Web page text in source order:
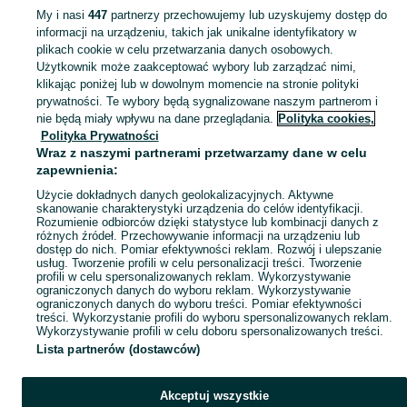
KATEGORIA
Skorzystaj z największego serwisu ogłoszeniowego - Tatynia i okolice! Kupuj to, czego pragniesz i sprzedawaj to, czego już nie potrzebujesz! Zobacz
Mapa kategorii
Mapa miejscowości
Mapa ministron
Popularne wyszukiwania
My i nasi 447partnerzy przechowujemy lub uzyskujemy dostęp do
informacji na urządzeniu, takich jak unikalne identyfikatory w
plikach cookie w celu przetwarzania danych osobowych.
Użytkownik może zaakceptować wybory lub zarządzać nimi,
klikając poniżej lub w dowolnym momencie na stronie polityki
prywatności. Te wybory będą sygnalizowane naszym partnerom i
nie będą miały wpływu na dane przeglądania. Polityka cookies,
Polityka Prywatności
Wraz z naszymi partnerami przetwarzamy dane w celu
zapewnienia:
Użycie dokładnych danych geolokalizacyjnych. Aktywne
skanowanie charakterystyki urządzenia do celów identyfikacji.
Rozumienie odbiorców dzięki statystyce lub kombinacji danych z
różnych źródeł. Przechowywanie informacji na urządzeniu lub
dostęp do nich. Pomiar efektywności reklam. Rozwój i ulepszanie
usług. Tworzenie profili w celu personalizacji treści. Tworzenie
profili w celu spersonalizowanych reklam. Wykorzystywanie
ograniczonych danych do wyboru reklam. Wykorzystywanie
ograniczonych danych do wyboru treści. Pomiar efektywności
treści. Wykorzystanie profili do wyboru spersonalizowanych reklam.
Wykorzystywanie profili w celu doboru spersonalizowanych treści.
Lista partnerów (dostawców)
Akceptuj wszystkie